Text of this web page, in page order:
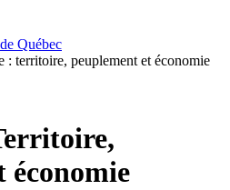
Québec
: territoire, peuplement et économie
économie